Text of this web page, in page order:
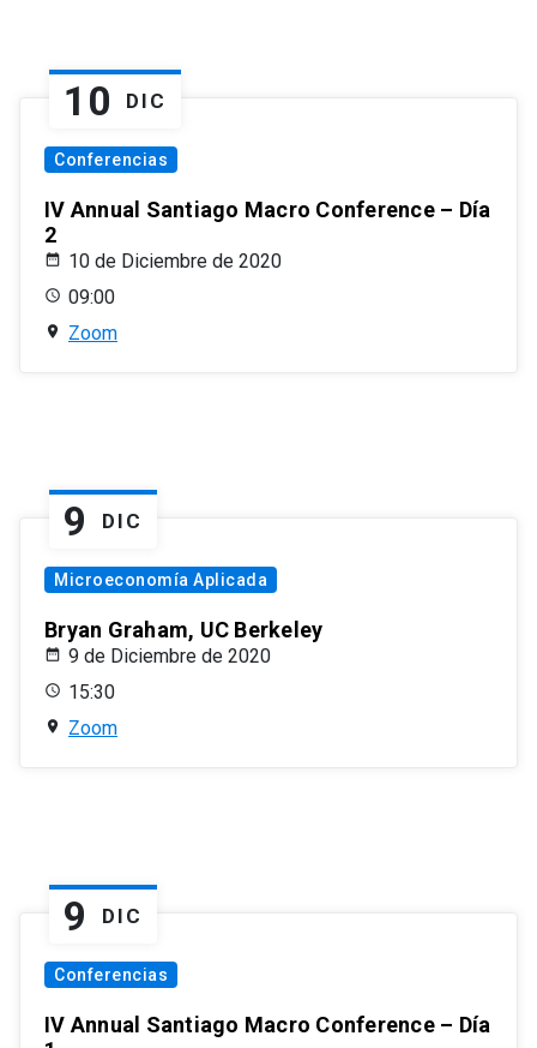
10 DIC
Conferencias
IV Annual Santiago Macro Conference – Día
2
10 de Diciembre de 2020
09:00
Zoom
9 DIC
Microeconomía Aplicada
Bryan Graham, UC Berkeley
9 de Diciembre de 2020
15:30
Zoom
9 DIC
Conferencias
IV Annual Santiago Macro Conference – Día